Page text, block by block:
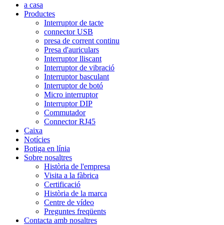
a casa
Productes
Interruptor de tacte
connector USB
presa de corrent continu
Presa d'auriculars
Interruptor lliscant
Interruptor de vibració
Interruptor basculant
Interruptor de botó
Micro interruptor
Interruptor DIP
Commutador
Connector RJ45
Caixa
Notícies
Botiga en línia
Sobre nosaltres
Història de l'empresa
Visita a la fàbrica
Certificació
Història de la marca
Centre de vídeo
Preguntes freqüents
Contacta amb nosaltres